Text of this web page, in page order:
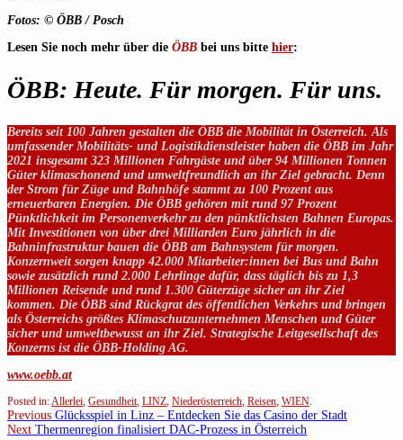
Fotos: © ÖBB / Posch
Lesen Sie noch mehr über die ÖBB bei uns bitte hier:
ÖBB: Heute. Für morgen. Für uns.
Bereits seit 100 Jahren gestalten die ÖBB die Mobilität in Österreich. Als
umfassender Mobilitäts- und Logistikdienstleister haben die ÖBB im Jahr
2021 insgesamt 323 Millionen Fahrgäste und über 94 Millionen Tonnen
Güter klimaschonend und umweltfreundlich an ihr Ziel gebracht. Denn
der Strom für Züge und Bahnhöfe stammt zu 100 Prozent aus
erneuerbaren Energien. Die ÖBB gehören mit rund 97 Prozent
Pünktlichkeit im Personenverkehr zu den pünktlichsten Bahnen Europas.
Mit Investitionen von über drei Milliarden Euro jährlich in die
Bahninfrastruktur bauen die ÖBB am Bahnsystem für morgen.
Konzernweit sorgen knapp 42.000 Mitarbeiter:innen bei Bus und Bahn
sowie zusätzlich rund 2.000 Lehrlinge dafür, dass täglich bis zu 1,3
Millionen Reisende und rund 1.300 Güterzüge sicher an ihr Ziel
kommen. Die ÖBB sind Rückgrat des öffentlichen Verkehrs und bringen
als Österreichs größtes Klimaschutzunternehmen Menschen und Güter
sicher und umweltbewusst an ihr Ziel. Strategische Leitgesellschaft des
Konzerns ist die ÖBB-Holding AG.
www.oebb.at
Posted in:Allerlei, Gesundheit, LINZ, Niederösterreich, Reisen, WIEN.
Beitragsnavigation
Previous Previous
post:
Glücksspiel in Linz – Entdecken Sie das Casino der Stadt
Next Next
Thermenregion finalisiert DAC-Prozess in Österreich